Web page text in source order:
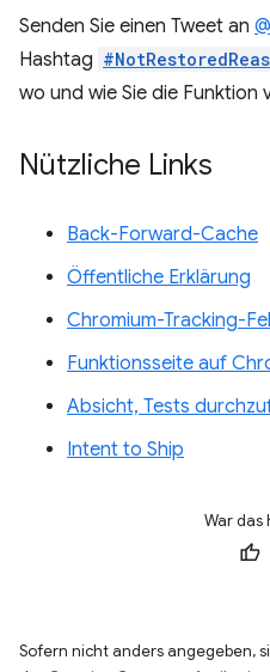
Senden Sie einen Tweet an
Hashtag
wo und wie Sie die Funktion
Nützliche Links
Back-Forward-Cache
Öffentliche Erklärung
Chromium-Tracking-
Funktionsseite auf
Absicht, Tests
Intent to Ship
War das
Sofern nicht anders angegeben,